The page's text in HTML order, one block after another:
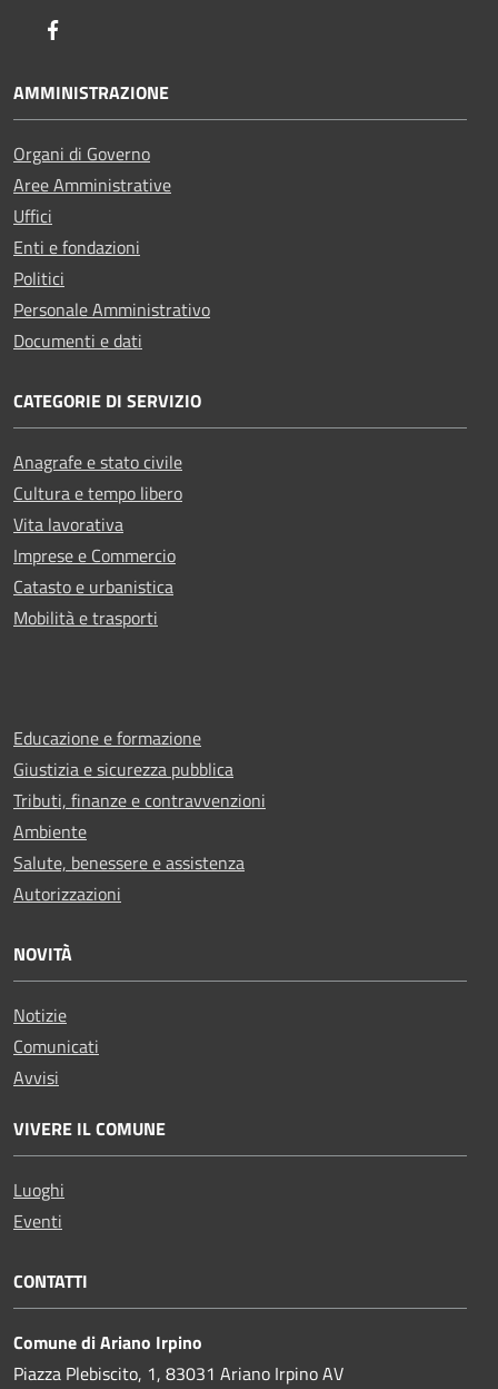
AMMINISTRAZIONE
Organi di Governo
Aree Amministrative
Uffici
Enti e fondazioni
Politici
Personale Amministrativo
Documenti e dati
CATEGORIE DI SERVIZIO
Anagrafe e stato civile
Cultura e tempo libero
Vita lavorativa
Imprese e Commercio
Catasto e urbanistica
Mobilità e trasporti
Educazione e formazione
Giustizia e sicurezza pubblica
Tributi, finanze e contravvenzioni
Ambiente
Salute, benessere e assistenza
Autorizzazioni
NOVITÀ
Notizie
Comunicati
Avvisi
VIVERE IL COMUNE
Luoghi
Eventi
CONTATTI
Comune di Ariano Irpino
Piazza Plebiscito, 1, 83031 Ariano Irpino AV